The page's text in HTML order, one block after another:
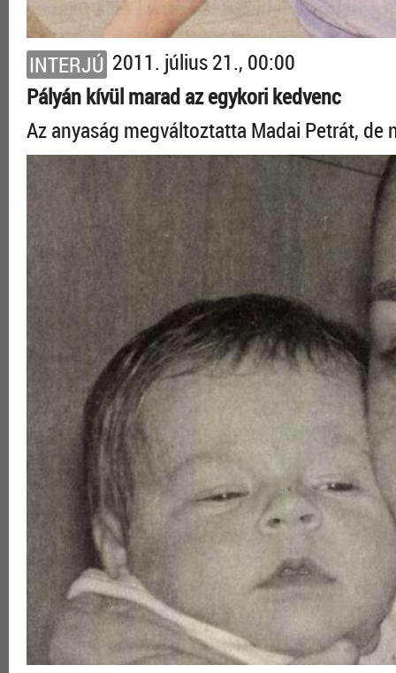
INTERJÚ 2011. július 21., 00:00
Pályán kívül marad az egykori kedvenc
Az anyaság megváltoztatta Madai Petrát,